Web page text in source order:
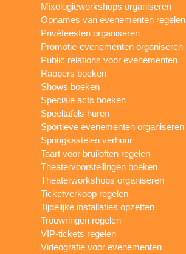
Mixologieworkshops organiseren
Opnames van evenementen regelen
Privéfeesten organiseren
Promotie-evenementen organiseren
Public relations voor evenementen
Rappers boeken
Shows boeken
Speciale acts boeken
Speeltafels huren
Sportieve evenementen organiseren
Springkastelen verhuur
Taart voor bruiloften regelen
Theatervoorstellingen boeken
Theaterworkshops organiseren
Ticketverkoop regelen
Tijdelijke installaties opzetten
Trouwringen regelen
VIP-tickets regelen
Videografie voor evenementen